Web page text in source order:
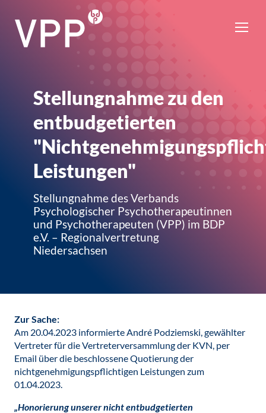
Stellungnahme zu den
entbudgetierten
Leistungen"
Stellungnahme des Verbands
Psychologischer Psychotherapeutinnen
und Psychotherapeuten (VPP) im BDP
e.V. – Regionalvertretung
Niedersachsen
Zur Sache:
Am 20.04.2023 informierte André Podziemski, gewählter
Vertreter für die Vertreterversammlung der KVN, per
Email über die beschlossene Quotierung der
nichtgenehmigungspflichtigen Leistungen zum
01.04.2023.
„Honorierung unserer nicht entbudgetierten